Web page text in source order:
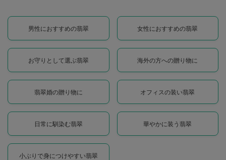
男性におすすめの翡翠 女性におすすめの翡翠
お守りとして選ぶ翡翠 海外の方への贈り物に
翡翠婚の贈り物に オフィスの装い翡翠
日常に馴染む翡翠 華やかに装う翡翠
小ぶりで身につけやすい翡翠